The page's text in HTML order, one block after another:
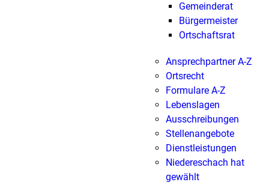
Gemeinderat
Bürgermeister
Ortschaftsrat
Ansprechpartner A-Z
Ortsrecht
Formulare A-Z
Lebenslagen
Ausschreibungen
Stellenangebote
Dienstleistungen
Niedereschach hat
gewählt